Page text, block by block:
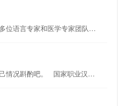
[b]同成英语简介[/b] 同成拓雅英语训练法，是全晟先生和国内外50多位语言专家和医学专家团队，经过23年的刻苦钻研，研发出来的一套专门适合中国人的标准英语教学方法和设备，于2003年获得国家知识产权保护。该系统可广泛用于多种语言、条文、书本的高效记忆，年遗...
考了就是有一定用处的，就像英语四六级它们。看就业需要，按自己情况斟酌吧。 国家职业汉语能力测试是测查职业活动中的汉语实际应用能力的国家级测试，考察运用汉语进行的交际能力和逻辑思维能力。 [b]特点[/b] 1、ZHC是我国21世纪惟一的、具有权威性的、...